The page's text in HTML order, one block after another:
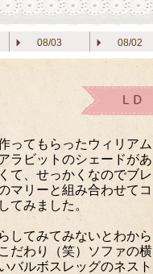
08/03 08/02
ってもらったウィリアム
ラビットのシェードがあ
て、せっかくなのでブレ
マリーと組み合わせてコ
てみました。
してみてみないとわから
だわり（笑）ソファの横
バルボスレッグのネスト